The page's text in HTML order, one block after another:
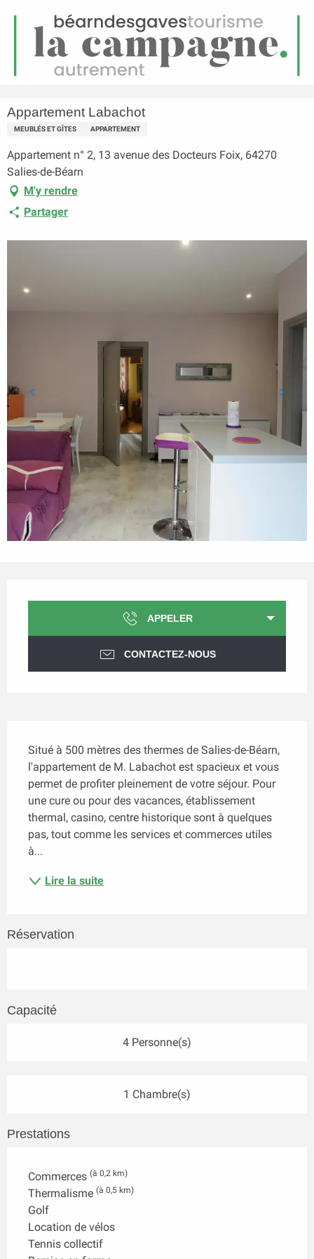
Menu
Appartement Labachot
Appartement Labachot
MEUBLÉS ET GÎTES APPARTEMENT
Appartement n° 2, 13 avenue des Docteurs Foix, 64270
Salies-de-Béarn
M'y rendre
Partager
APPELER
CONTACTEZ-NOUS
Situé à 500 mètres des thermes de Salies-de-Béarn,
l'appartement de M. Labachot est spacieux et vous
permet de profiter pleinement de votre séjour. Pour
une cure ou pour des vacances, établissement
thermal, casino, centre historique sont à quelques
pas, tout comme les services et commerces utiles
à...
Lire la suite
Réservation
Capacité
4 Personne(s)
1 Chambre(s)
Prestations
Commerces (à 0,2 km)
Thermalisme (à 0,5 km)
Golf
Location de vélos
Tennis collectif